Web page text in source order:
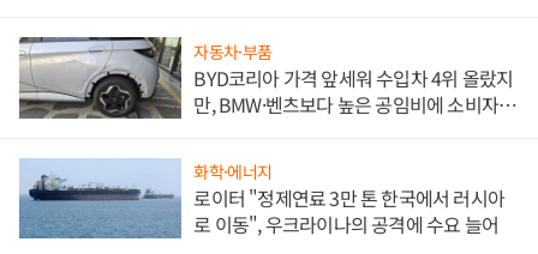
자동차·부품
BYD코리아 가격 앞세워 수입차 4위 올랐지
만, BMW·벤츠보다 높은 공임비에 소비자
화학·에너지
로이터 "정제연료 3만 톤 한국에서 러시아
로 이동", 우크라이나의 공격에 수요 늘어